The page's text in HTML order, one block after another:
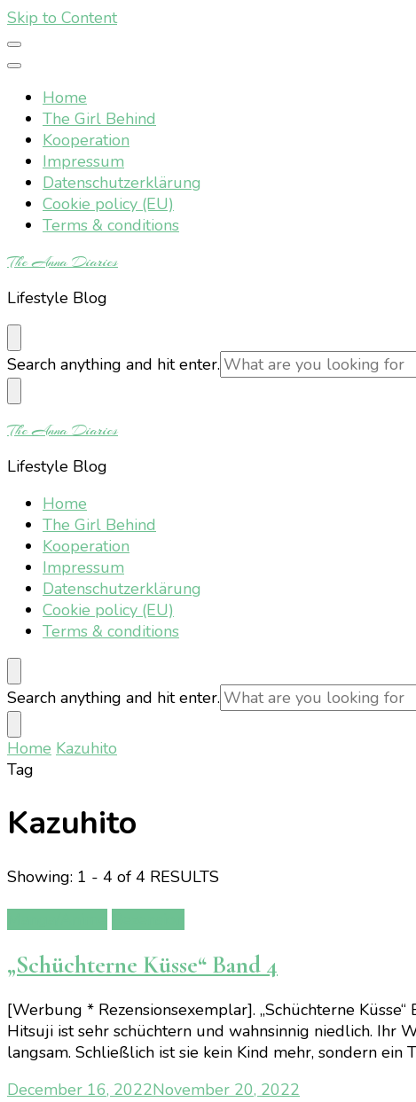
Skip to Content
Home
The Girl Behind
Kooperation
Impressum
Datenschutzerklärung
Cookie policy (EU)
Terms & conditions
The Anna Diaries
Lifestyle Blog
Looking
for
Something?
Search anything and hit enter.
The Anna Diaries
Lifestyle Blog
Home
The Girl Behind
Kooperation
Impressum
Datenschutzerklärung
Cookie policy (EU)
Terms & conditions
Looking
for
Something?
Search anything and hit enter.
Home Kazuhito
Tag
Kazuhito
Showing: 1 - 4 of 4 RESULTS
„Schüchterne Küsse“ Band 4
[Werbung * Rezensionsexemplar]. „Schüchterne
Hitsuji ist sehr schüchtern und wahnsinnig niedlich. Ihr
langsam. Schließlich ist sie kein Kind mehr, sondern ein
December 16, 2022November 20, 2022